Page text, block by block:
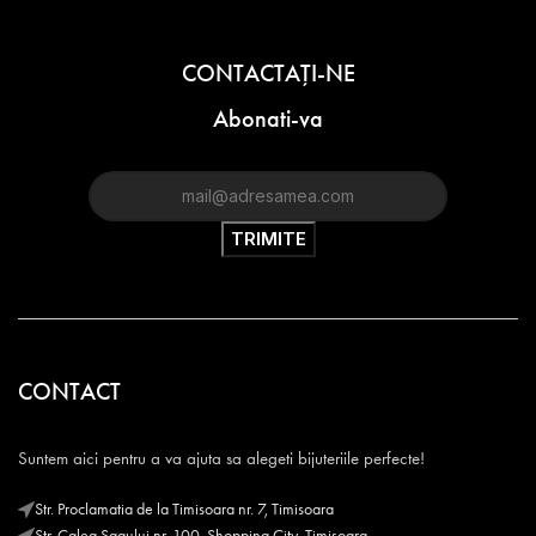
CONTACTAŢI-NE
Abonati-va
CONTACT
Suntem aici pentru a va ajuta sa alegeti bijuteriile perfecte!
Str. Proclamatia de la Timisoara nr. 7, Timisoara